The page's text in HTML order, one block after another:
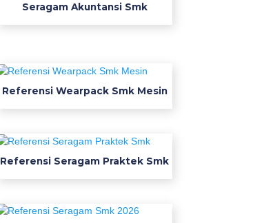
Seragam Akuntansi Smk
Referensi Wearpack Smk Mesin
Referensi Seragam Praktek Smk